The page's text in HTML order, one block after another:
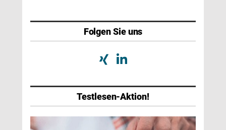
Folgen Sie uns
Testlesen-Aktion!